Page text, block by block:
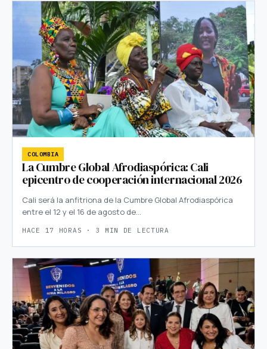
COLOMBIA
La Cumbre Global Afrodiaspórica: Cali
epicentro de cooperación internacional 2026
Cali será la anfitriona de la Cumbre Global Afrodiaspórica
entre el 12 y el 16 de agosto de…
HACE 17 HORAS · 3 MIN DE LECTURA